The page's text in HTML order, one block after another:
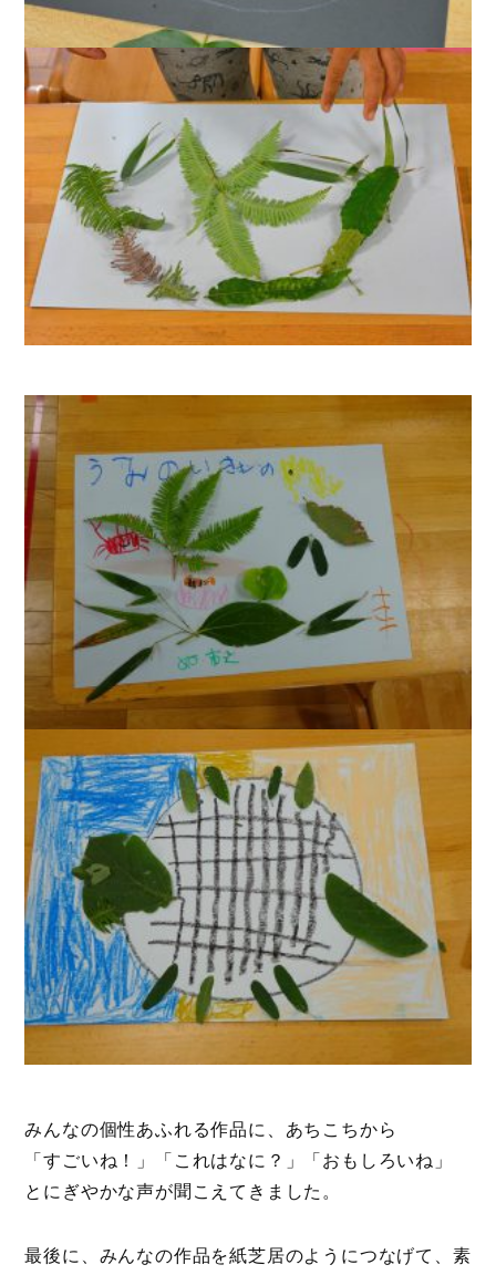
みんなの個性あふれる作品に、あちこちから
「すごいね！」「これはなに？」「おもしろいね」
とにぎやかな声が聞こえてきました。
最後に、みんなの作品を紙芝居のようにつなげて、素